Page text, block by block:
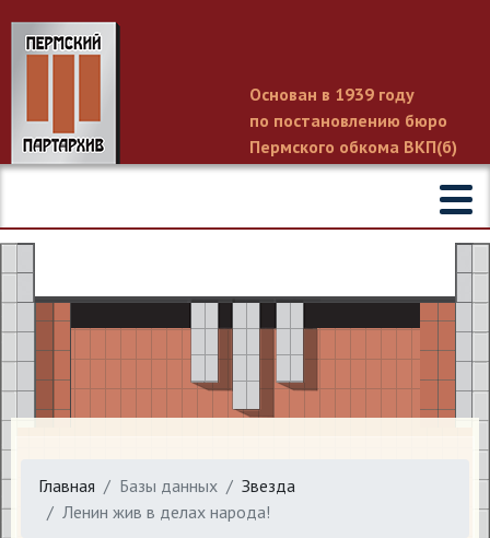
Основан в 1939 году
по постановлению бюро
Пермского обкома ВКП(б)
Главная Базы данных
Звезда
Ленин жив в делах народа!